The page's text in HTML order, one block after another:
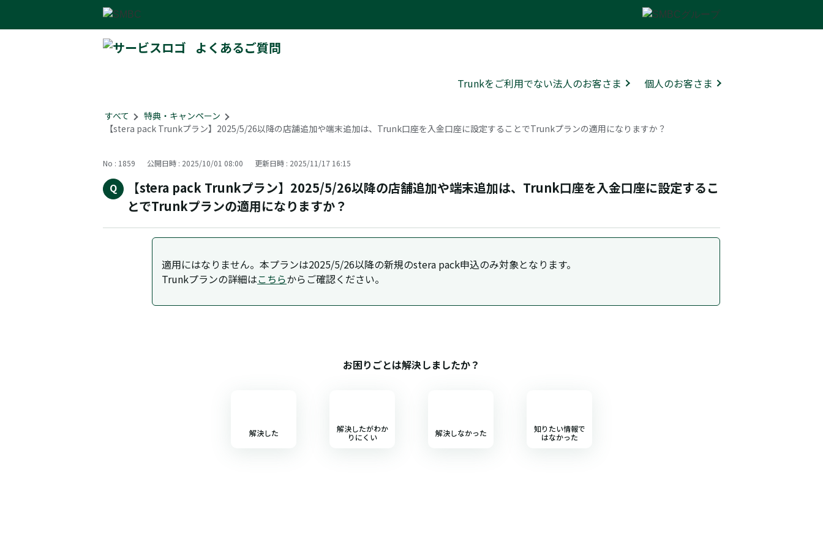
よくあるご質問
Trunkをご利用でない法人のお客さま 個人のお客さま
すべて > 特典・キャンペーン >
【stera pack Trunkプラン】2025/5/26以降の店舗追加や端末追加は、Trunk口座を入金口座に設定することでTrunkプランの適用になりますか？
No : 1859 公開日時 : 2025/10/01 08:00 更新日時 : 2025/11/17 16:15
【stera pack Trunkプラン】2025/5/26以降の店舗追加や端末追加は、Trunk口座を入金口座に設定するこ
とでTrunkプランの適用になりますか？
適用にはなりません。本プランは2025/5/26以降の新規のstera pack申込のみ対象となります。
Trunkプランの詳細はこちらからご確認ください。
お困りごとは解決しましたか？
解決した
解決したがわか
りにくい
解決しなかった
知りたい情報で
はなかった